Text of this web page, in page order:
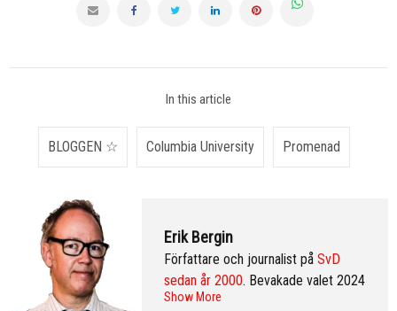
In this article
BLOGGEN ☆ Columbia University Promenad
Erik Bergin
Författare och journalist på SvD
sedan år 2000. Bevakade valet 2024
från Washington DC och var SvD:s
Show More